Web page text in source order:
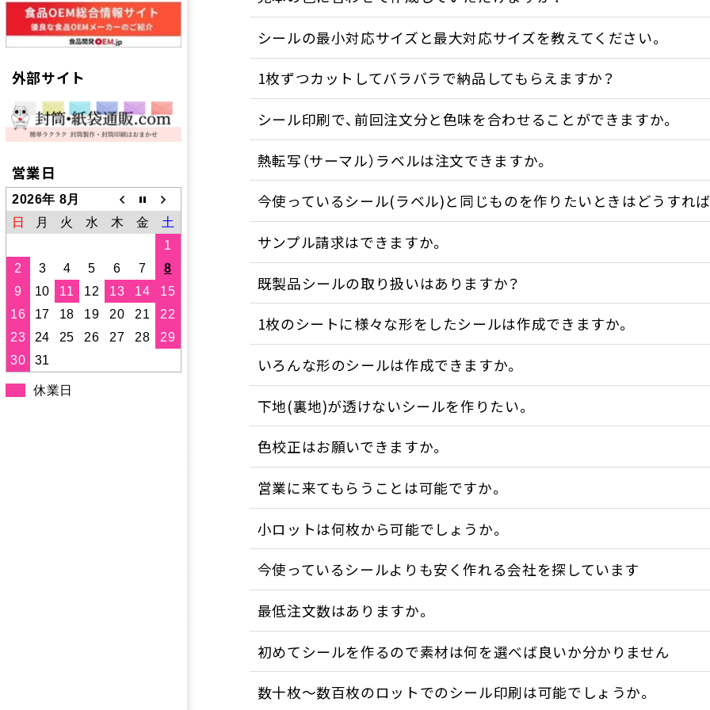
外部サイト
営業日
2026年 8月
日
月 火 水 木 金
土
1
2
3 4 5 6 7
8
9
10 11 12 13 14
15
16
17 18 19 20 21
22
23
24 25 26 27 28
29
30
31
休業日
シールの最小対応サイズと最大対応サイズを教えてください。
1枚ずつカットしてバラバラで納品してもらえますか？
シール印刷で、前回注文分と色味を合わせることができますか。
熱転写（サーマル）ラベルは注文できますか。
今使っているシール(ラベル)と同じものを作りたいときはどうすれ
サンプル請求はできますか。
既製品シールの取り扱いはありますか？
1枚のシートに様々な形をしたシールは作成できますか。
いろんな形のシールは作成できますか。
下地(裏地)が透けないシールを作りたい。
色校正はお願いできますか。
営業に来てもらうことは可能ですか。
小ロットは何枚から可能でしょうか。
今使っているシールよりも安く作れる会社を探しています
最低注文数はありますか。
初めてシールを作るので素材は何を選べば良いか分かりません
数十枚〜数百枚のロットでのシール印刷は可能でしょうか。